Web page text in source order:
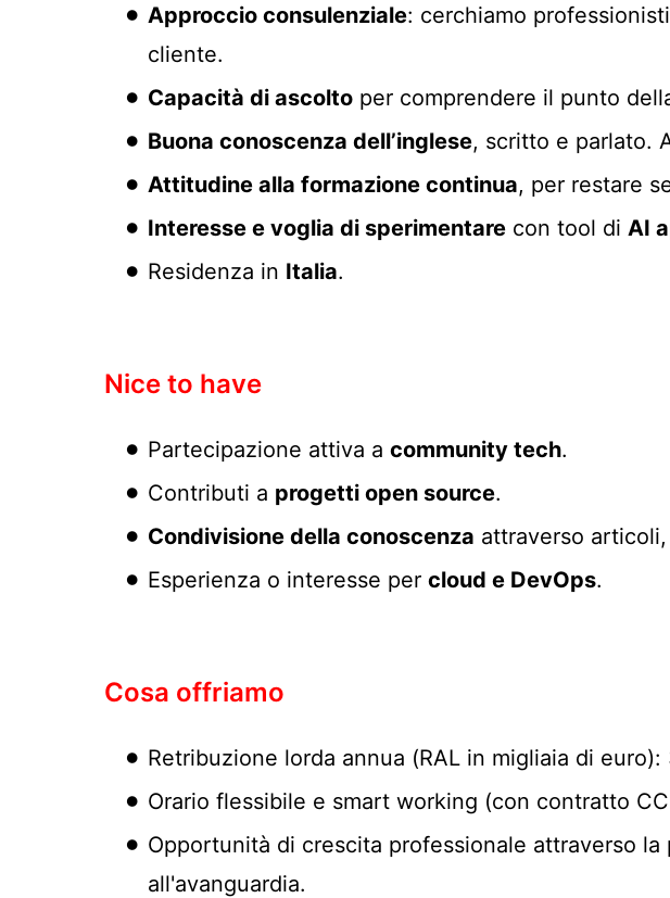
Approccio consulenziale: cerchiamo
cliente.
Capacità di ascolto per comprendere il punto
Buona conoscenza dell’inglese, scritto e parlato.
Attitudine alla formazione continua, per restare
Interesse e voglia di sperimentare con tool di AI
Residenza in Italia.
Nice to have
Partecipazione attiva a community tech.
Contributi a progetti open source.
Condivisione della conoscenza attraverso
Esperienza o interesse per cloud e DevOps.
Cosa offriamo
Retribuzione lorda annua (RAL in migliaia di
Orario flessibile e smart working (con contratto
Opportunità di crescita professionale attraverso
all'avanguardia.